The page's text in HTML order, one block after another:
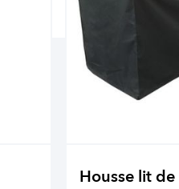
Housse lit de